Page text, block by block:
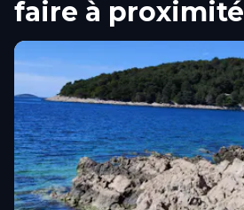
faire à proximité